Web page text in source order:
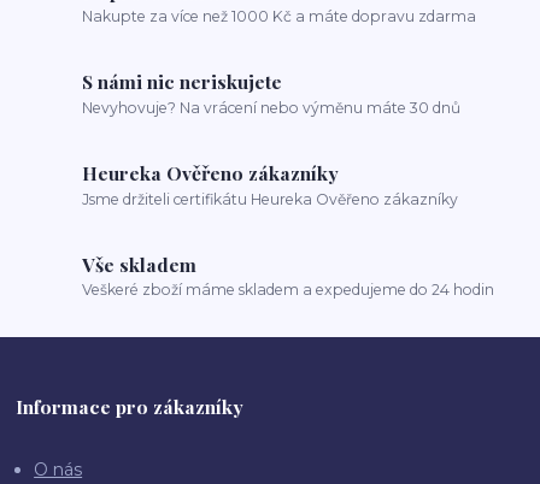
Nakupte za více než 1000 Kč a máte dopravu zdarma
S námi nic neriskujete
Nevyhovuje? Na vrácení nebo výměnu máte 30 dnů
Heureka Ověřeno zákazníky
Jsme držiteli certifikátu Heureka Ověřeno zákazníky
Vše skladem
Veškeré zboží máme skladem a expedujeme do 24 hodin
Informace pro zákazníky
O nás